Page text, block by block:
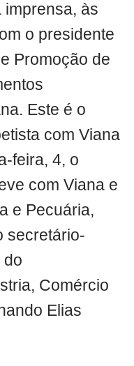
imprensa, às
o presidente
Promoção de
Este é o
com Viana
feira, 4, o
com Viana e
e Pecuária,
secretário-
do
Comércio
Elias